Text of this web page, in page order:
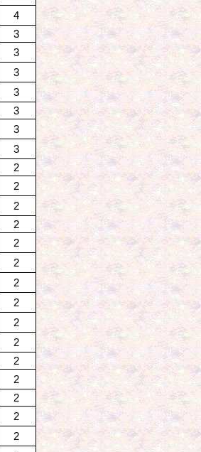
4
3
3
3
3
3
3
3
2
2
2
2
2
2
2
2
2
2
2
2
2
2
2